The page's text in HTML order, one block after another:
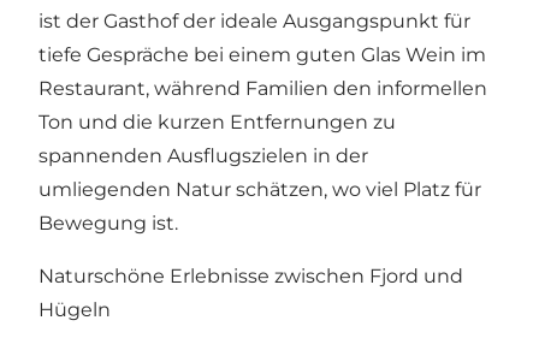
ist der Gasthof der ideale Ausgangspunkt für
tiefe Gespräche bei einem guten Glas Wein im
Restaurant, während Familien den informellen
Ton und die kurzen Entfernungen zu
spannenden Ausflugszielen in der
umliegenden Natur schätzen, wo viel Platz für
Bewegung ist.
Naturschöne Erlebnisse zwischen Fjord und
Hügeln